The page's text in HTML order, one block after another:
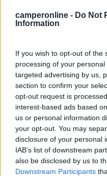
camperonline - Do Not
Information
If you wish to opt-out of the
processing of your
targeted advertising by us,
section to confirm your
opt-out request is
interest-based ads based
us or personal information
your opt-out. You may
disclosure of your personal
IAB’s list of downstream
also be disclosed by us to
Downstream Participants
Campeggio
Servizi / Posizione
Caorle (VE) - 61.8km
Via dei Cacciatori 5